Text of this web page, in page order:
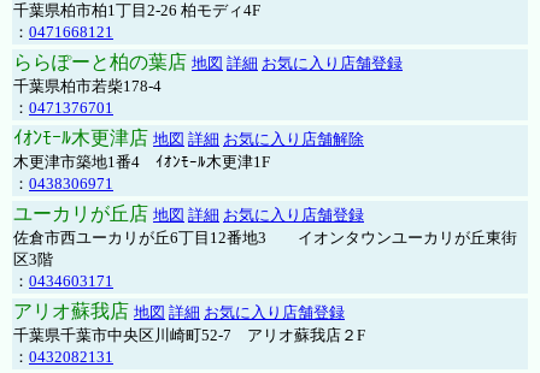
千葉県柏市柏1丁目2-26 柏モディ4F
： 0471668121
ららぽーと柏の葉店 地図 詳細 お気に入り店舗登録
千葉県柏市若柴178-4
： 0471376701
ｲｵﾝﾓｰﾙ木更津店 地図 詳細 お気に入り店舗解除
木更津市築地1番4 ｲｵﾝﾓｰﾙ木更津1F
： 0438306971
ユーカリが丘店 地図 詳細 お気に入り店舗登録
佐倉市西ユーカリが丘6丁目12番地3 イオンタウンユーカリが丘東街
区3階
： 0434603171
アリオ蘇我店 地図 詳細 お気に入り店舗登録
千葉県千葉市中央区川崎町52-7 アリオ蘇我店２F
： 0432082131